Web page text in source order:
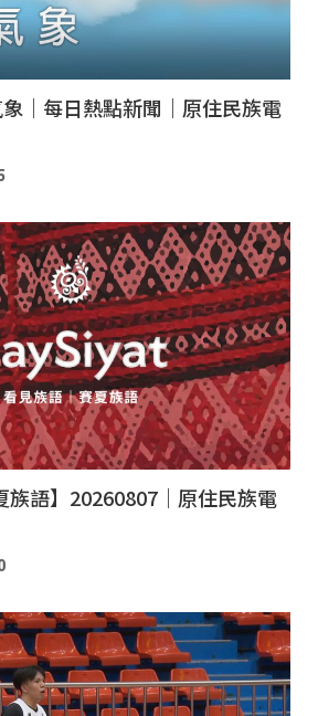
｜每日熱點新聞｜原住民族電
族語】20260807｜原住民族電